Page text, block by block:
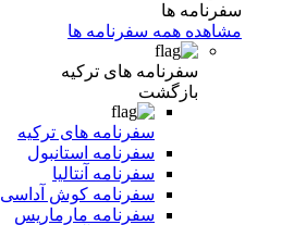
سفرنامه ها
مشاهده همه سفرنامه ها
سفرنامه های ترکیه
بازگشت
سفرنامه های ترکیه
سفرنامه استانبول
سفرنامه آنتالیا
سفرنامه کوش آداسی
سفرنامه مارماریس